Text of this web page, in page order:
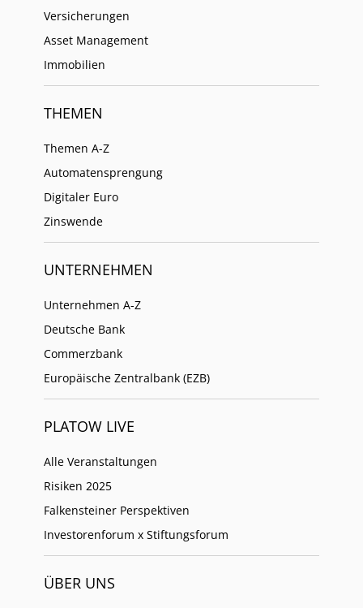
Versicherungen
Asset Management
Immobilien
THEMEN
Themen A-Z
Automatensprengung
Digitaler Euro
Zinswende
UNTERNEHMEN
Unternehmen A-Z
Deutsche Bank
Commerzbank
Europäische Zentralbank (EZB)
PLATOW LIVE
Alle Veranstaltungen
Risiken 2025
Falkensteiner Perspektiven
Investorenforum x Stiftungsforum
ÜBER UNS